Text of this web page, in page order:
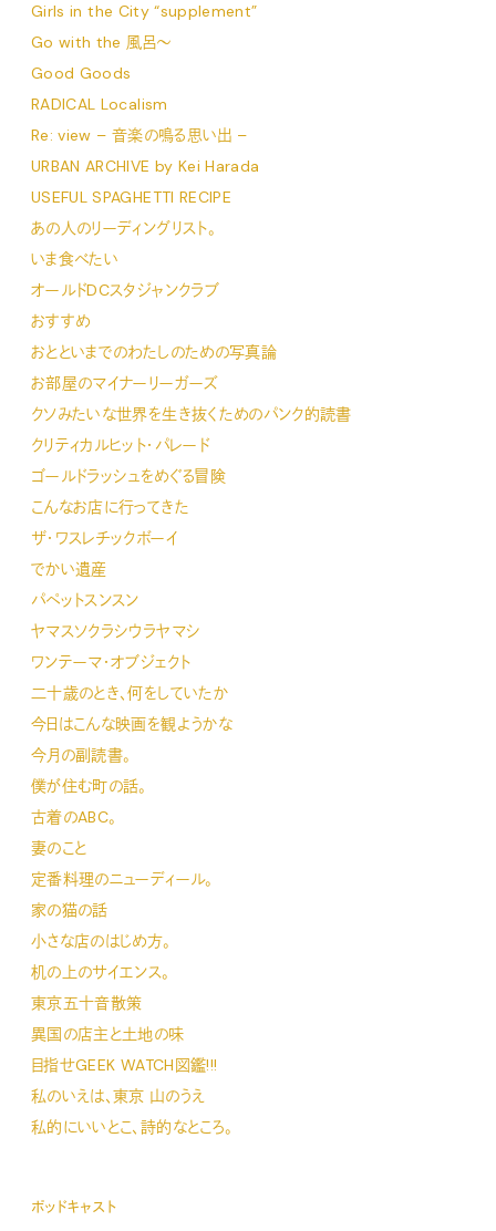
Girls in the City “supplement”
Go with the 風呂〜
Good Goods
RADICAL Localism
Re: view – 音楽の鳴る思い出 –
URBAN ARCHIVE by Kei Harada
USEFUL SPAGHETTI RECIPE
あの人のリーディングリスト。
いま食べたい
オールドDCスタジャンクラブ
おすすめ
おとといまでのわたしのための写真論
お部屋のマイナーリーガーズ
クソみたいな世界を生き抜くためのパンク的読書
クリティカルヒット・パレード
ゴールドラッシュをめぐる冒険
こんなお店に行ってきた
ザ・ワスレチックボーイ
でかい遺産
パペットスンスン
ヤマスソクラシウラヤマシ
ワンテーマ・オブジェクト
二十歳のとき、何をしていたか
今日はこんな映画を観ようかな
今月の副読書。
僕が住む町の話。
古着のABC。
妻のこと
定番料理のニューディール。
家の猫の話
小さな店のはじめ方。
机の上のサイエンス。
東京五十音散策
異国の店主と土地の味
目指せGEEK WATCH図鑑!!!
私のいえは、東京 山のうえ
私的にいいとこ、詩的なところ。
ポッドキャスト